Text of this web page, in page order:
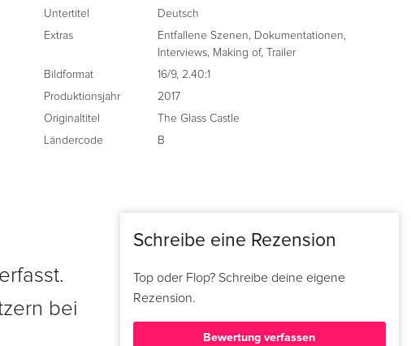
Untertitel
Deutsch
Extras
Entfallene Szenen, Dokumentationen,
Interviews, Making of,
Trailer
Bildformat
16/9,2.40:1
Produktionsjahr
2017
Originaltitel
The Glass Castle
Ländercode
B
bei
Schreibe eine Rezension
Top oder Flop? Schreibe deine eigene
Rezension.
Bewertung verfassen